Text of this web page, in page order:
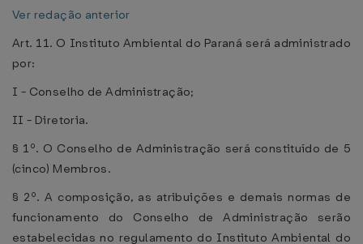
Ver redação anterior
Art. 11. O Instituto Ambiental do Paraná será administrado
por:
I - Conselho de Administração;
II - Diretoria.
§ 1º. O Conselho de Administração será constituído de 5
(cinco) Membros.
§ 2º. A composição, as atribuições e demais normas de
funcionamento do Conselho de Administração serão
estabelecidas no regulamento do Instituto Ambiental do